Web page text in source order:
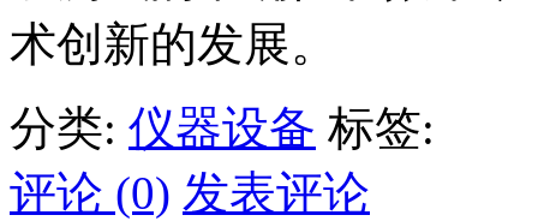
术创新的发展。
分类: 仪器设备 标签:
评论 (0) 发表评论